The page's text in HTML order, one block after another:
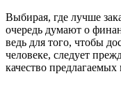
Выбирая, где лучше
очередь думают о
ведь для того, чтобы
человеке, следует
качество